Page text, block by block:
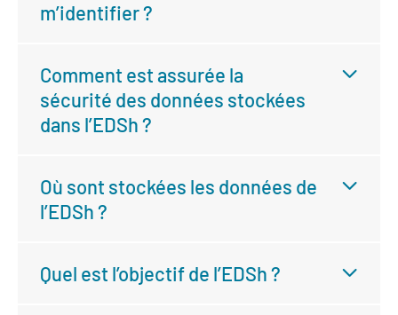
m’identifier ?
Comment est assurée la
sécurité des données stockées
dans l’EDSh ?
Où sont stockées les données de
l’EDSh ?
Quel est l’objectif de l’EDSh ?